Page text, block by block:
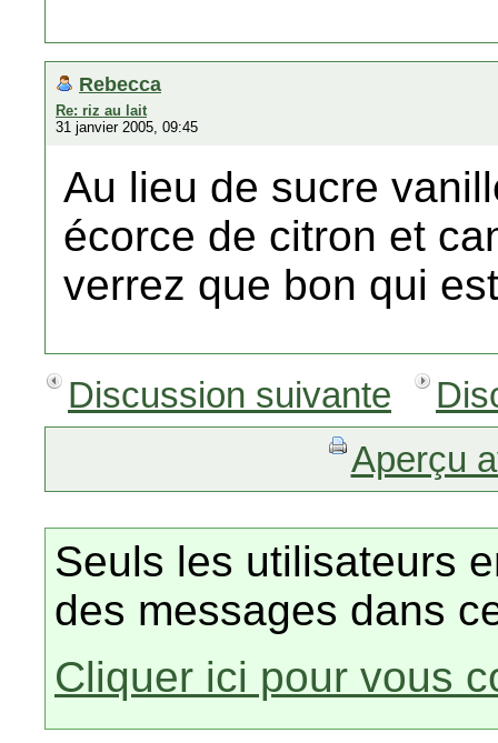
Rebecca
Re: riz au lait
31 janvier 2005, 09:45
Au lieu de sucre
écorce de citron et
verrez que bon qui
Discussion suivante
Aperçu
Seuls les utilisateurs
des messages dans
Cliquer ici pour vous